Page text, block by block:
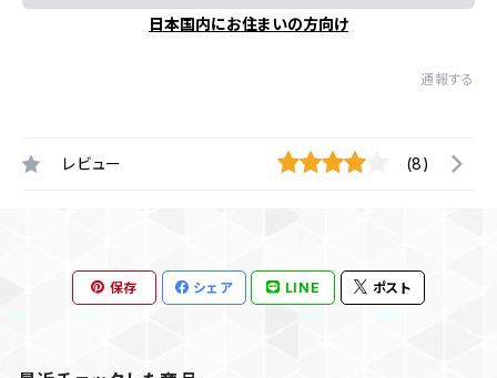
日本国内にお住まいの方向け
通報する
レビュー (8)
保存 シェア LINE ポスト